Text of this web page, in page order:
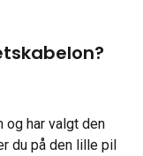
og har valgt den
du på den lille pil